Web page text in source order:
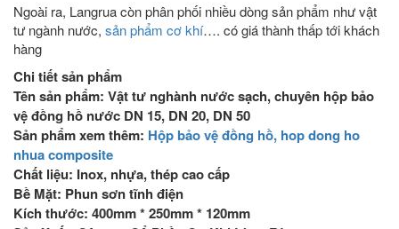
Ngoài ra, Langrua còn phân phối nhiều dòng sản phẩm như vật
tư ngành nước, sản phẩm cơ khí…. có giá thành thấp tới khách
hàng
Chi tiết sản phẩm
Tên sản phẩm: Vật tư nghành nước sạch, chuyên hộp bảo
vệ đồng hồ nước DN 15, DN 20, DN 50
Sản phẩm xem thêm: Hộp bảo vệ đồng hồ, hop dong ho
nhua composite
Chất liệu: Inox, nhựa, thép cao cấp
Bề Mặt: Phun sơn tĩnh điện
Kích thước: 400mm * 250mm * 120mm